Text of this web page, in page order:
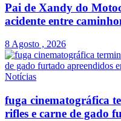
Pai de Xandy do
acidente entre
8 Agosto , 2026
Notícias
fuga cinematográfica
rifles e carne de gado